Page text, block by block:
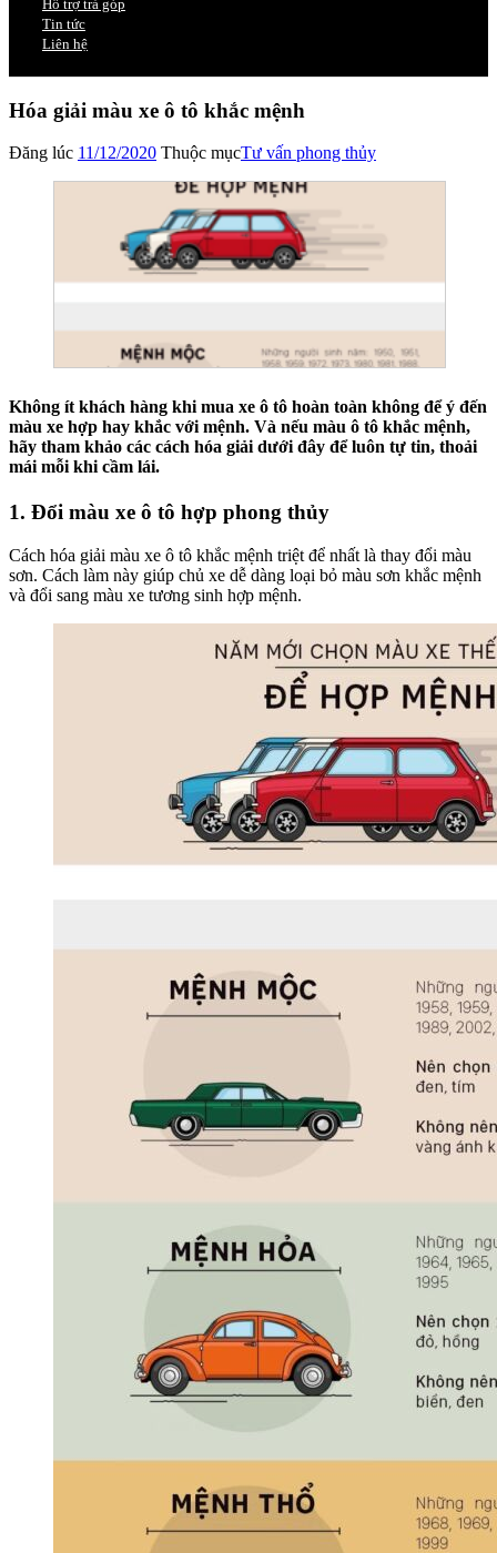
Hỗ trợ trả góp
Tin tức
Liên hệ
Hóa giải màu xe ô tô khắc mệnh
Đăng lúc 11/12/2020 Thuộc mụcTư vấn phong thủy
Không ít khách hàng khi mua xe ô tô hoàn toàn không để ý đến
màu xe hợp hay khắc với mệnh. Và nếu màu ô tô khắc mệnh,
hãy tham khảo các cách hóa giải dưới đây để luôn tự tin, thoải
mái mỗi khi cầm lái.
1. Đổi màu xe ô tô hợp phong thủy
Cách hóa giải màu xe ô tô khắc mệnh triệt để nhất là thay đổi màu
sơn. Cách làm này giúp chủ xe dễ dàng loại bỏ màu sơn khắc mệnh
và đổi sang màu xe tương sinh hợp mệnh.